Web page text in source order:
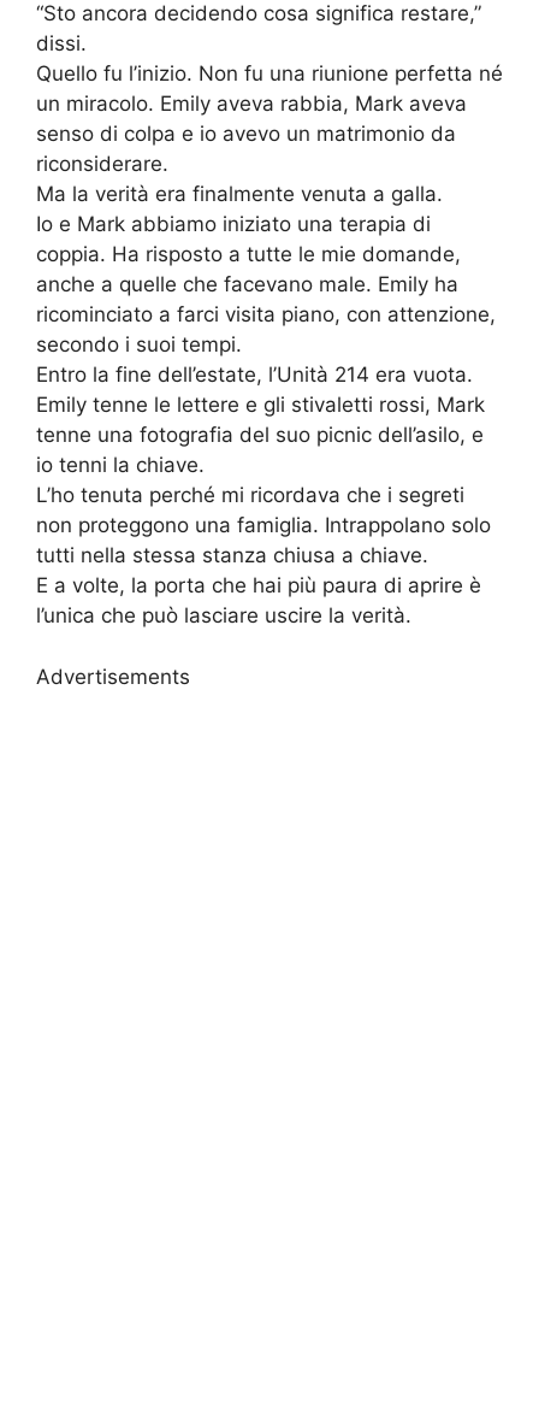
“Sto ancora decidendo cosa significa restare,”
dissi.
Quello fu l’inizio. Non fu una riunione perfetta né
un miracolo. Emily aveva rabbia, Mark aveva
senso di colpa e io avevo un matrimonio da
riconsiderare.
Ma la verità era finalmente venuta a galla.
Io e Mark abbiamo iniziato una terapia di
coppia. Ha risposto a tutte le mie domande,
anche a quelle che facevano male. Emily ha
ricominciato a farci visita piano, con attenzione,
secondo i suoi tempi.
Entro la fine dell’estate, l’Unità 214 era vuota.
Emily tenne le lettere e gli stivaletti rossi, Mark
tenne una fotografia del suo picnic dell’asilo, e
io tenni la chiave.
L’ho tenuta perché mi ricordava che i segreti
non proteggono una famiglia. Intrappolano solo
tutti nella stessa stanza chiusa a chiave.
E a volte, la porta che hai più paura di aprire è
l’unica che può lasciare uscire la verità.
Advertisements